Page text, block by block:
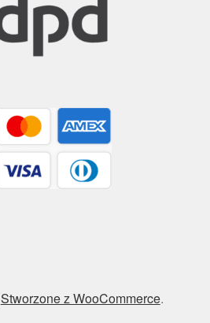
Stworzone z WooCommerce.